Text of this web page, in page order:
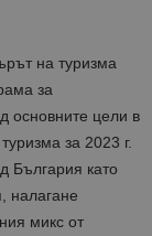
на туризма
за
основните цели в
зма за 2023 г.
България като
налагане
микс от